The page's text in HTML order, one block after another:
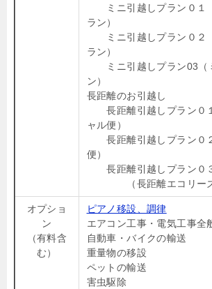
ミニ引越しプラン０１
ラン）
ミニ引越しプラン０２
ラン）
ミニ引越しプラン03（
ン）
長距離のお引越し
長距離引越しプラン０
ャル便）
長距離引越しプラン０
便）
長距離引越しプラン０
（長距離エコリーズ
オプショ
ン
（有料含
む）
ピアノ移設、調律
エアコン工事・電気工事全
自動車・バイクの輸送
重量物の移設
ペットの輸送
害虫駆除